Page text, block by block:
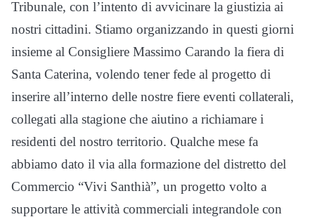
Tribunale, con l’intento di avvicinare la giustizia ai
nostri cittadini. Stiamo organizzando in questi giorni
insieme al Consigliere Massimo Carando la fiera di
Santa Caterina, volendo tener fede al progetto di
inserire all’interno delle nostre fiere eventi collaterali,
collegati alla stagione che aiutino a richiamare i
residenti del nostro territorio. Qualche mese fa
abbiamo dato il via alla formazione del distretto del
Commercio “Vivi Santhià”, un progetto volto a
supportare le attività commerciali integrandole con